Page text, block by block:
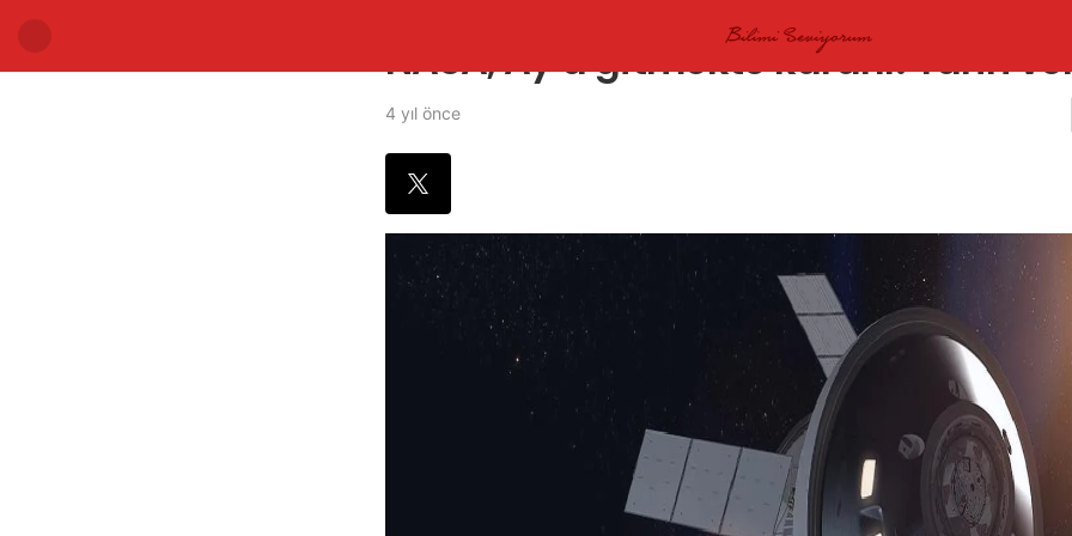
NASA, Ay’a gitmekte kararlı! Tarih
4 yıl önce